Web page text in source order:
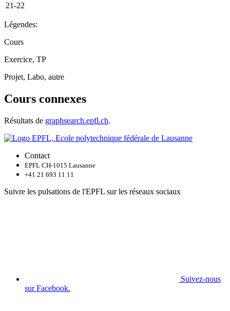
21-22
Légendes:
Cours
Exercice, TP
Projet, Labo, autre
Cours connexes
Résultats de graphsearch.epfl.ch.
Contact
EPFL CH-1015 Lausanne
+41 21 693 11 11
Suivre les pulsations de l'EPFL sur les réseaux sociaux
Suivez-nous
sur Facebook.